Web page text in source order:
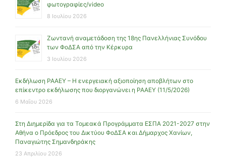
φωτογραφίες/video
8 Ιουλίου 2026
Ζωντανή αναμετάδοση της 18ης Πανελλήνιας Συνόδου
των ΦοΔΣΑ από την Κέρκυρα
3 Ιουλίου 2026
Εκδήλωση ΡΑΑΕΥ – Η ενεργειακή αξιοποίηση αποβλήτων στο
επίκεντρο εκδήλωσης που διοργανώνει η ΡΑΑΕΥ (11/5/2026)
6 Μαΐου 2026
Στη Διημερίδα για τα Τομεακά Προγράμματα ΕΣΠΑ 2021-2027 στην
Αθήνα ο Πρόεδρος του Δικτύου ΦοΔΣΑ και Δήμαρχος Χανίων,
Παναγιώτης Σημανδηράκης
23 Απριλίου 2026